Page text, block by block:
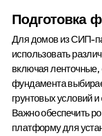
Подготовка
Для домов из СИП-
использовать
включая
фундамента
грунтовых условий
Важно обеспечить
платформу для